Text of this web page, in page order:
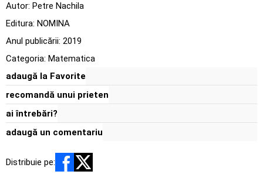
Autor: Petre Nachila
Editura: NOMINA
Anul publicării: 2019
Categoria: Matematica
adaugă la Favorite
recomandă unui prieten
ai întrebări?
adaugă un comentariu
Distribuie pe: